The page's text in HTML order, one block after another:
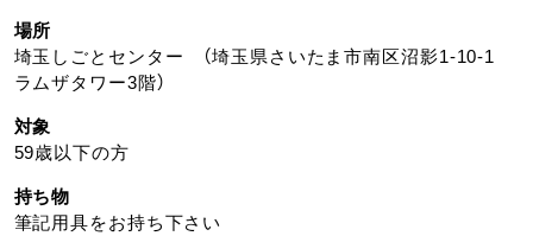
場所
埼玉しごとセンター （埼玉県さいたま市南区沼影1-10-1
ラムザタワー3階）
対象
59歳以下の方
持ち物
筆記用具をお持ち下さい